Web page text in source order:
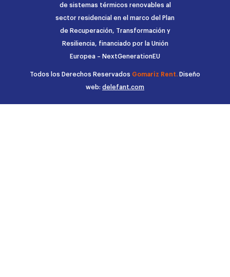
de sistemas térmicos renovables al
sector residencial en el marco del Plan
de Recuperación, Transformación y
Resiliencia, financiado por la Unión
Europea – NextGenerationEU
Todos los Derechos Reservados Gomariz Rent. Diseño
web: delefant.com